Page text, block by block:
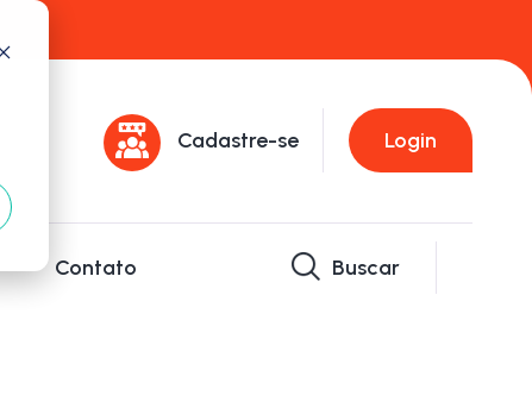
Cadastre-se Login
Contato Buscar